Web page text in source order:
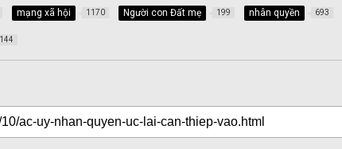
mạng xã hội 1170 Người con Đất mẹ 199 nhân quyền 693